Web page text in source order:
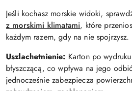
Jeśli kochasz morskie widoki,
z morskimi klimatami, które
każdym razem, gdy na nie spojrzysz.
Uszlachetnienie: Karton po
błyszczącą, co wpływa na jego
jednocześnie zabezpiecza